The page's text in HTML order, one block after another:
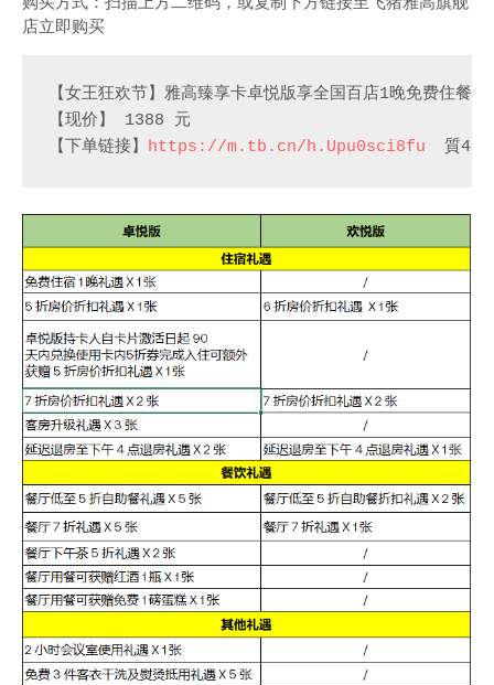
店立即购买
【女王狂欢节】雅高臻享卡卓悦版享全国百店1晚免费住餐
【现价】 1388 元
【下单链接】 https://m.tb.cn/h.Upu0sci8fu 質